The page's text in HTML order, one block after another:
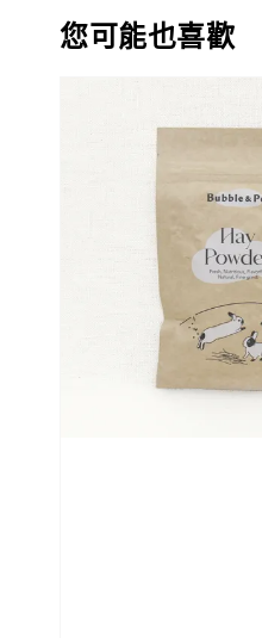
您可能也喜歡